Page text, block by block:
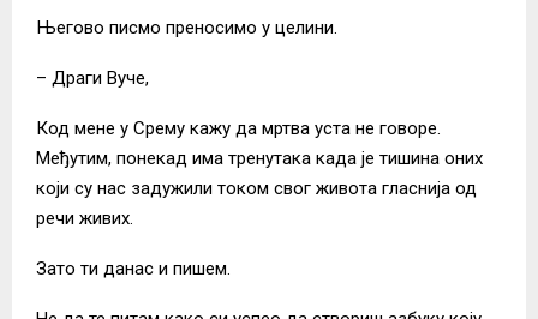
Његово писмо преносимо у целини.
– Драги Вуче,
Код мене у Срему кажу да мртва уста не говоре.
Међутим, понекад има тренутака када је тишина оних
који су нас задужили током свог живота гласнија од
речи живих.
Зато ти данас и пишем.